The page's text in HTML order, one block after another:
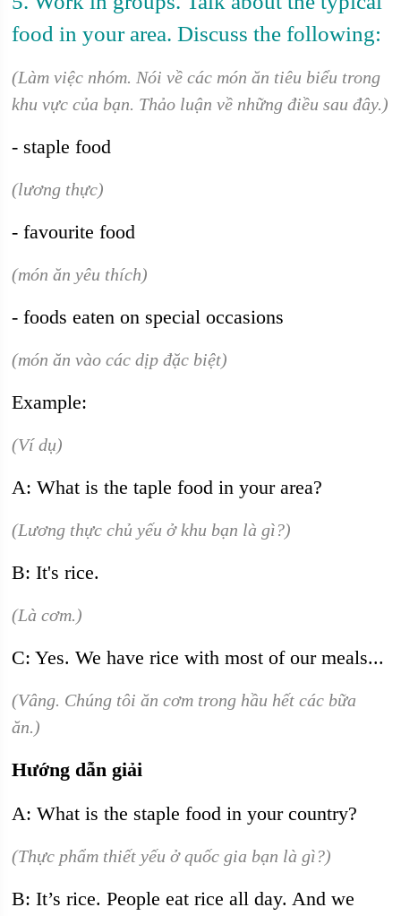
food in your area. Discuss the following:
(Làm việc nhóm. Nói về các món ăn tiêu biểu trong
khu vực của bạn. Thảo luận về những điều sau đây.)
- staple food
(lương thực)
- favourite food
(món ăn yêu thích)
- foods eaten on special occasions
(món ăn vào các dịp đặc biệt)
Example:
(Ví dụ)
A: What is the taple food in your area?
(Lương thực chủ yếu ở khu bạn là gì?)
B: It's rice.
(Là cơm.)
C: Yes. We have rice with most of our meals...
(Vâng. Chúng tôi ăn cơm trong hầu hết các bữa
ăn.)
Hướng dẫn giải
A: What is the staple food in your country?
(Thực phẩm thiết yếu ở quốc gia bạn là gì?)
B: It’s rice. People eat rice all day. And we